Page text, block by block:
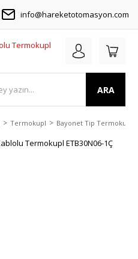
info@hareketotomasyon.com
ARA
Termokupl Bayonet Tip Termokupl